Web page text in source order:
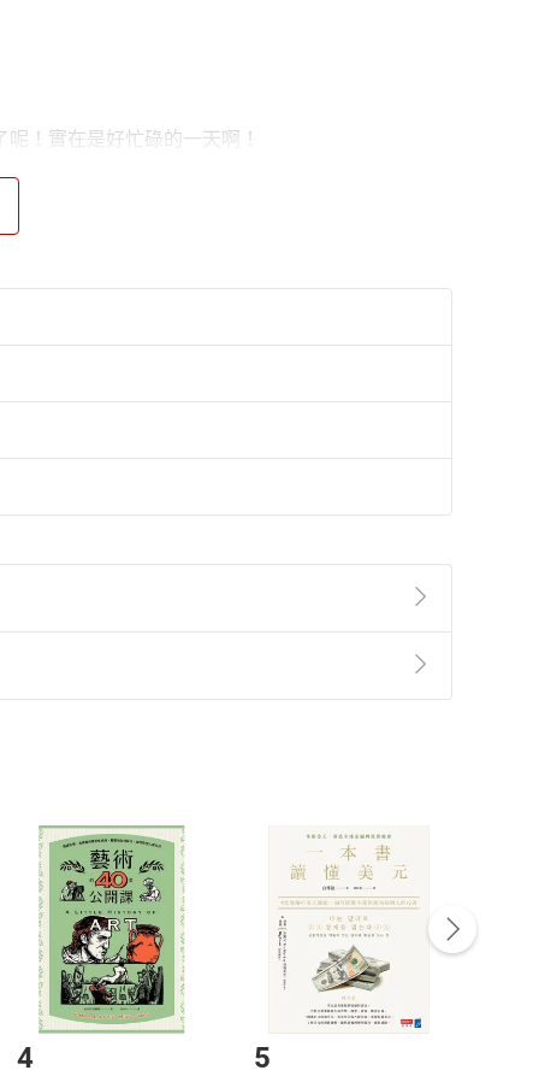
！實在是好忙碌的一天啊！
藏的趣味，也可以請孩子練習說說看，其他9隻小
小鴨躲在哪裡，並大聲的說：「I see you,
動的妙方，以及附QR Code音檔的遊戲頁面，除了
第2條第5款之規定，「非以有形媒介提供之數位
有形媒介提供之數位內容，消費者同意若訂購後
點選「瀏覽訂單明細」
「申請取消訂單/ 退
貨。
付款方式
Payment
完成訂單
Complete
號，下載書籍後看書
4 5